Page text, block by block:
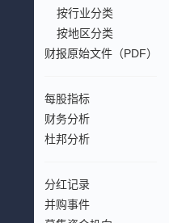
按行业分类
按地区分类
财报原始文件（PDF）
每股指标
财务分析
杜邦分析
分红记录
并购事件